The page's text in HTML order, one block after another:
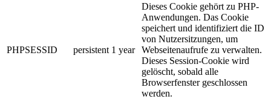
PHPSESSID persistent 1 year
Dieses Cookie gehört zu PHP-
Anwendungen. Das Cookie
speichert und identifiziert die ID
von Nutzersitzungen, um
Webseitenaufrufe zu verwalten.
Dieses Session-Cookie wird
gelöscht, sobald alle
Browserfenster geschlossen
werden.